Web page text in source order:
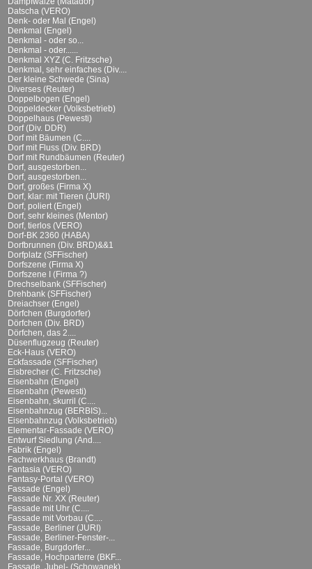
Datscha (VERO)
Denk- oder Mal (Engel)
Denkmal (Engel)
Denkmal - oder so...
Denkmal - oder......
Denkmal XYZ (C. Fritzsche)
Denkmal, sehr einfaches (Div....
Der kleine Schwede (Sina)
Diverses (Reuter)
Doppelbogen (Engel)
Doppeldecker (Volksbetrieb)
Doppelhaus (Pewesti)
Dorf (Div. DDR)
Dorf mit Bäumen (C....
Dorf mit Fluss (Div. BRD)
Dorf mit Rundbäumen (Reuter)
Dorf, ausgestorben...
Dorf, ausgestorben...
Dorf, großes (Firma X)
Dorf, klar: mit Tieren (JURI)
Dorf, poliert (Engel)
Dorf, sehr kleines (Mentor)
Dorf, tierlos (VERO)
Dorf-BK 2360 (HABA)
Dorfbrunnen (Div. BRD)&&1
Dorfplatz (SFFischer)
Dorfszene (Firma X)
Dorfszene I (Firma ?)
Drechselbank (SFFischer)
Drehbank (SFFischer)
Dreiachser (Engel)
Dörfchen (Burgdorfer)
Dörfchen (Div. BRD)
Dörfchen, das 2....
Düsenflugzeug (Reuter)
Eck-Haus (VERO)
Eckfassade (SFFischer)
Eisbrecher (C. Fritzsche)
Eisenbahn (Engel)
Eisenbahn (Pewesti)
Eisenbahn, skurril (C....
Eisenbahnzug (BERBIS)...
Eisenbahnzug (Volksbetrieb)
Elementar-Fassade (VERO)
Entwurf Siedlung (And....
Fabrik (Engel)
Fachwerkhaus (Brandt)
Fantasia (VERO)
Fantasy-Portal (VERO)
Fassade (Engel)
Fassade Nr. XX (Reuter)
Fassade mit Uhr (C....
Fassade mit Vorbau (C....
Fassade, Berliner (JURI)
Fassade, Berliner-Fenster-...
Fassade, Burgdorfer...
Fassade, Hochparterre (BKF...
Fassade, Jubel- (Schowanek)